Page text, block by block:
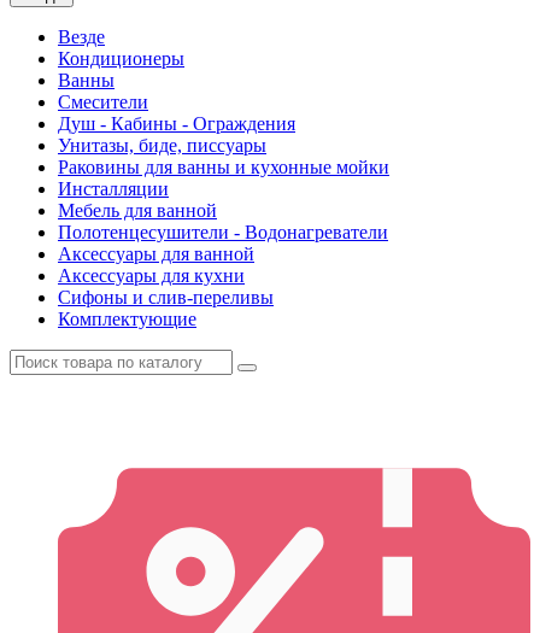
Везде
Кондиционеры
Ванны
Смесители
Душ - Кабины - Ограждения
Унитазы, биде, писсуары
Раковины для ванны и кухонные мойки
Инсталляции
Мебель для ванной
Полотенцесушители - Водонагреватели
Аксессуары для ванной
Аксессуары для кухни
Сифоны и слив-переливы
Комплектующие